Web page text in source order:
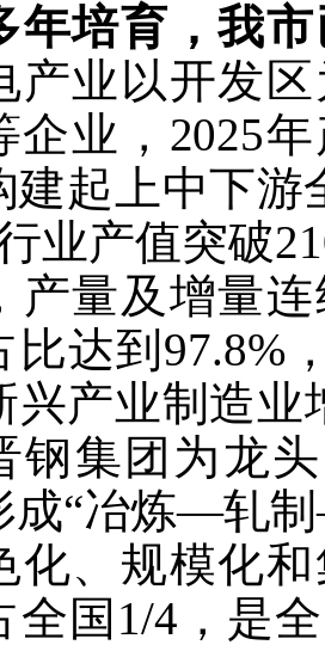
年培育，我
产业以开发
企业，2025
建起上中下游
业产值突破
产量及增量
比达到97.8%
兴产业制造业
钢集团为龙
成“冶炼—轧
化、规模化
全国1/4，是